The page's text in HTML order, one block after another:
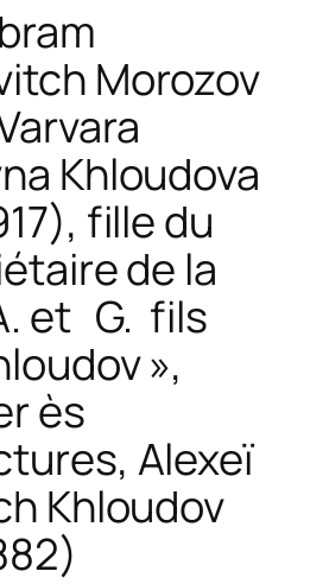
Morozov
Khloudova
fille du
de la
et G. fils
»,
ès
Alexeï
Khloudov